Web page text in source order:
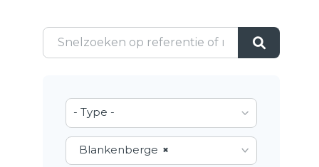
- Type -
Blankenberge ×